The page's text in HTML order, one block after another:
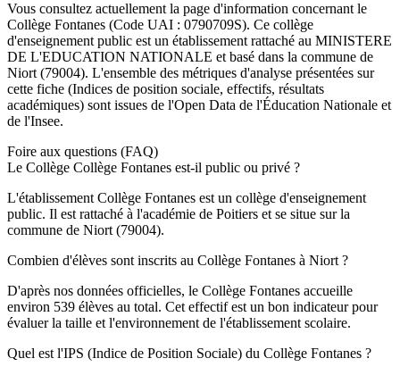
Vous consultez actuellement la page d'information concernant le
Collège Fontanes (Code UAI : 0790709S). Ce collège
d'enseignement public est un établissement rattaché au MINISTERE
DE L'EDUCATION NATIONALE et basé dans la commune de
Niort (79004). L'ensemble des métriques d'analyse présentées sur
cette fiche (Indices de position sociale, effectifs, résultats
académiques) sont issues de l'Open Data de l'Éducation Nationale et
de l'Insee.
Foire aux questions (FAQ)
Le Collège Collège Fontanes est-il public ou privé ?
L'établissement Collège Fontanes est un collège d'enseignement
public. Il est rattaché à l'académie de Poitiers et se situe sur la
commune de Niort (79004).
Combien d'élèves sont inscrits au Collège Fontanes à Niort ?
D'après nos données officielles, le Collège Fontanes accueille
environ 539 élèves au total. Cet effectif est un bon indicateur pour
évaluer la taille et l'environnement de l'établissement scolaire.
Quel est l'IPS (Indice de Position Sociale) du Collège Fontanes ?